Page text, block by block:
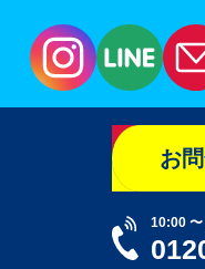
お
10:00 〜